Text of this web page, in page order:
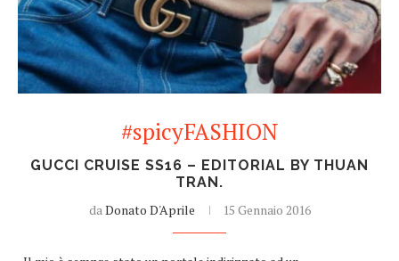
#spicyFASHION
GUCCI CRUISE SS16 – EDITORIAL BY THUAN
TRAN.
daDonato D'Aprile 15 Gennaio 2016